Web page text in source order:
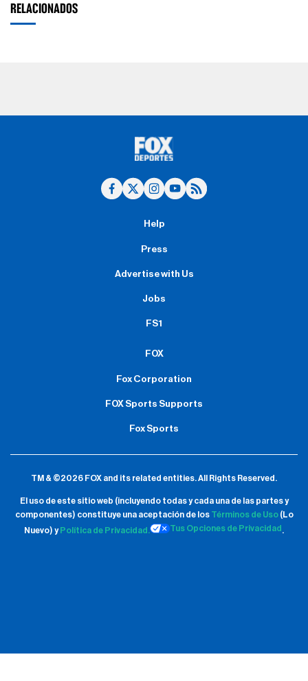
RELACIONADOS
Help
Press
Advertise with Us
Jobs
FS1
FOX
Fox Corporation
FOX Sports Supports
Fox Sports
TM & ©2026 FOX and its related entities.All Rights Reserved.
El uso de este sitio web (incluyendo todas y cada una de las partes y
componentes) constituye una aceptación de los Términos de Uso(Lo
Nuevo) y Política de Privacidad. Tus Opciones de Privacidad .